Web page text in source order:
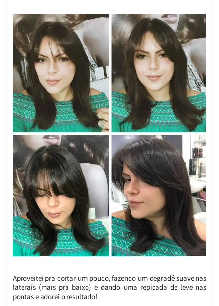
Aproveitei pra cortar um pouco, fazendo um degradê suave nas
laterais (mais pra baixo) e dando uma repicada de leve nas
pontas e adorei o resultado!